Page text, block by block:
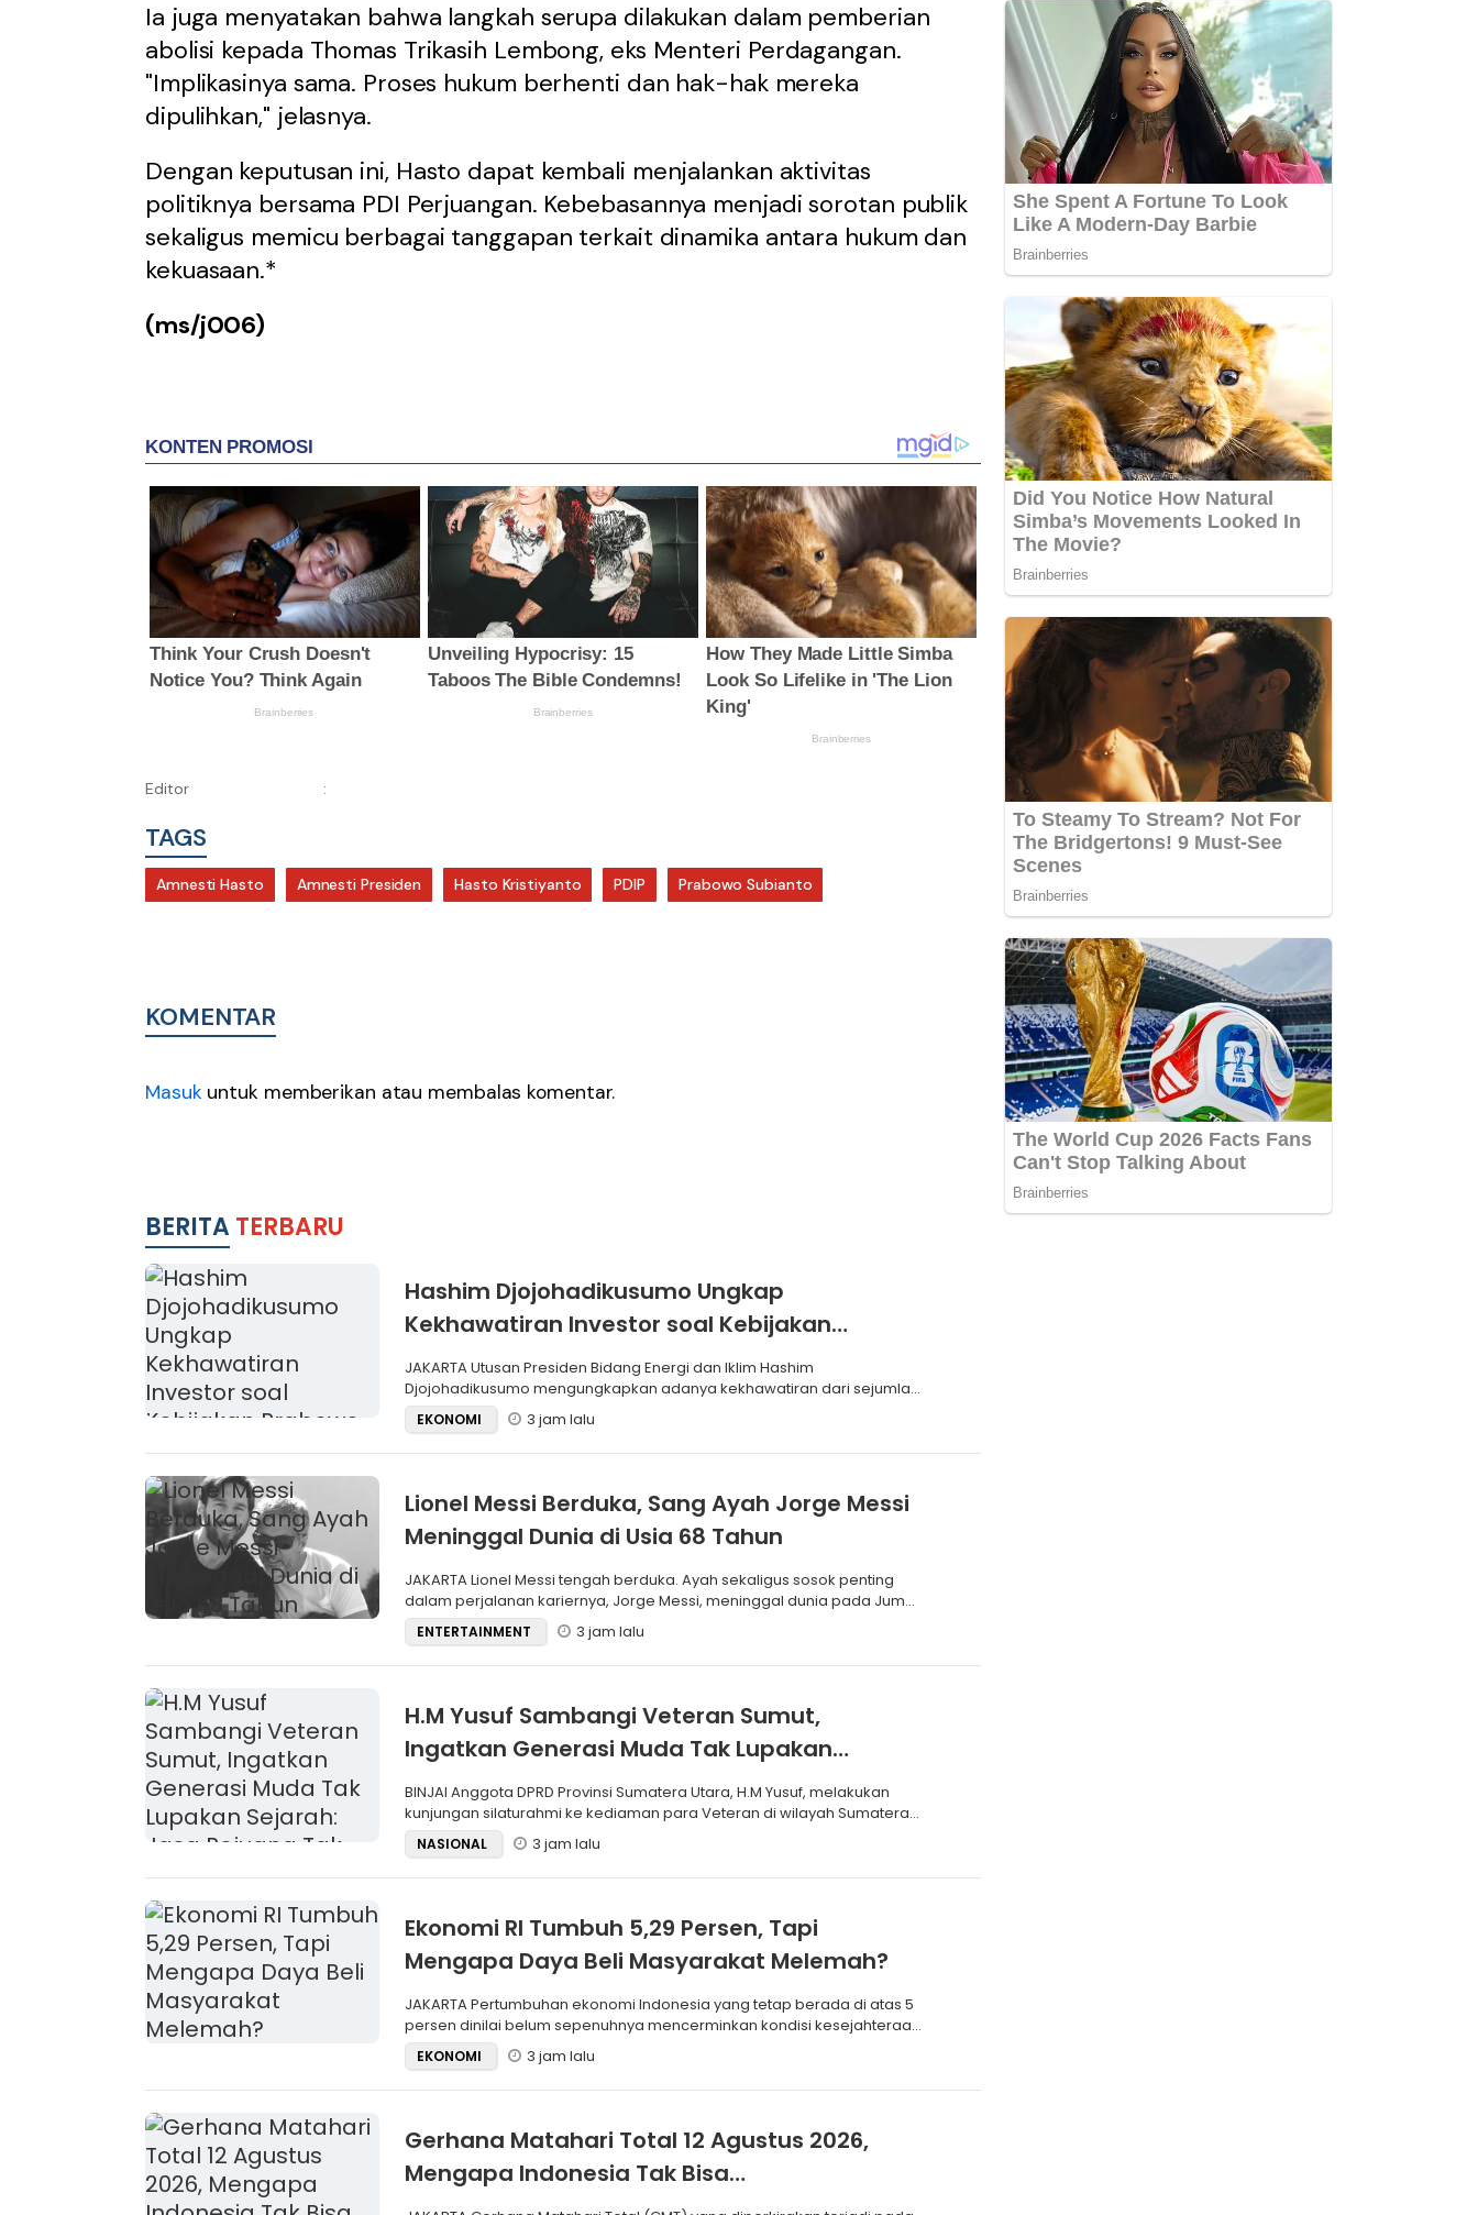
Ia juga menyatakan bahwa langkah serupa dilakukan dalam pemberian
abolisi kepada Thomas Trikasih Lembong, eks Menteri Perdagangan.
"Implikasinya sama. Proses hukum berhenti dan hak-hak mereka
dipulihkan," jelasnya.
Dengan keputusan ini, Hasto dapat kembali menjalankan aktivitas
politiknya bersama PDI Perjuangan. Kebebasannya menjadi sorotan publik
sekaligus memicu berbagai tanggapan terkait dinamika antara hukum dan
kekuasaan.*
(ms/j006)
Editor :
TAGS
Amnesti Hasto Amnesti Presiden Hasto Kristiyanto PDIP Prabowo Subianto
KOMENTAR
Masuk untuk memberikan atau membalas komentar.
BERITA TERBARU
Hashim Djojohadikusumo Ungkap
Kekhawatiran Investor soal Kebijakan
Prabowo-Gibran
JAKARTA Utusan Presiden Bidang Energi dan Iklim Hashim
Djojohadikusumo mengungkapkan adanya kekhawatiran dari sejumlah
investor mengenai
EKONOMI 3 jam lalu
Lionel Messi Berduka, Sang Ayah Jorge Messi
Meninggal Dunia di Usia 68 Tahun
JAKARTA Lionel Messi tengah berduka. Ayah sekaligus sosok penting
dalam perjalanan kariernya, Jorge Messi, meninggal dunia pada Jumat,
8 ENTERTAINMENT 3 jam lalu
H.M Yusuf Sambangi Veteran Sumut,
Ingatkan Generasi Muda Tak Lupakan
Sejarah: Jasa Pejuang Tak Terbalaskan
BINJAI Anggota DPRD Provinsi Sumatera Utara, H.M Yusuf, melakukan
kunjungan silaturahmi ke kediaman para Veteran di wilayah Sumatera
UtaNASIONAL 3 jam lalu
Ekonomi RI Tumbuh 5,29 Persen, Tapi
Mengapa Daya Beli Masyarakat Melemah?
JAKARTA Pertumbuhan ekonomi Indonesia yang tetap berada di atas 5
persen dinilai belum sepenuhnya mencerminkan kondisi kesejahteraan
mas
EKONOMI 3 jam lalu
Gerhana Matahari Total 12 Agustus 2026,
Mengapa Indonesia Tak Bisa
Menyaksikannya?